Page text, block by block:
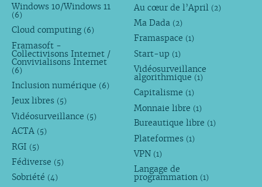
Windows 10/Windows 11
(6)
Cloud computing (6)
Framasoft -
Collectivisons Internet /
Convivialisons Internet
(6)
Inclusion numérique (6)
Jeux libres (5)
Vidéosurveillance (5)
ACTA (5)
RGI (5)
Fédiverse (5)
Sobriété (4)
Au cœur de l’April (2)
Ma Dada (2)
Framaspace (1)
Start-up (1)
Vidéosurveillance
algorithmique (1)
Capitalisme (1)
Monnaie libre (1)
Bureautique libre (1)
Plateformes (1)
VPN (1)
Langage de
programmation (1)